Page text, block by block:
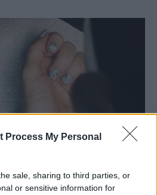
Process My Personal
sale, sharing to third parties, or
or sensitive information for